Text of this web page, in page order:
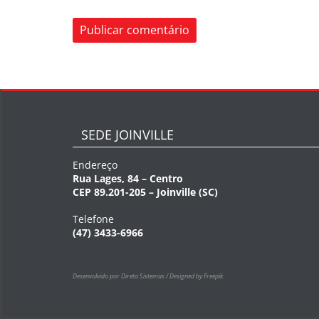
SEDE JOINVILLE
Endereço
Rua Lages, 84 – Centro
CEP 89.201-205 – Joinville (SC)
Telefone
(47) 3433-6966
Desenvolvido por Direta Sistemas /Designed by Freepik